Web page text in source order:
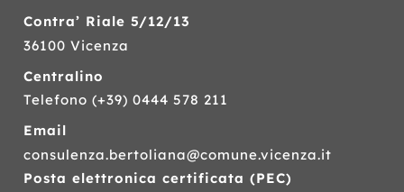
Contra’ Riale 5/12/13
36100 Vicenza
Centralino
Telefono(+39) 0444 578 211
Email
consulenza.bertoliana@comune.vicenza.it
Posta elettronica certificata (PEC)